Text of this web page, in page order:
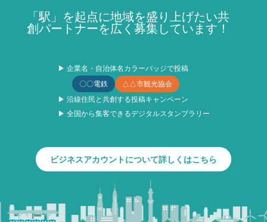
「駅」を起点に地域を盛り上げたい共
創パートナーを広く募集しています！
▶ 企業名・自治体名カラーバッジで投稿
〇〇電鉄
△△市観光協会
▶ 沿線住民と共創する投稿キャンペーン
▶ 全国から集客できるデジタルスタンプラリー
ビジネスアカウントについて詳しくはこちら